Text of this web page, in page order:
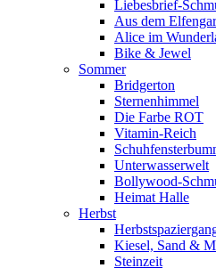
Liebesbrief-
Aus dem
Alice im
Bike & Jewel
Sommer
Bridgerton
Sternenhimmel
Die Farbe ROT
Vitamin-Reich
Unterwasserwelt
Bollywood-
Heimat Halle
Herbst
Kiesel, Sand &
Steinzeit